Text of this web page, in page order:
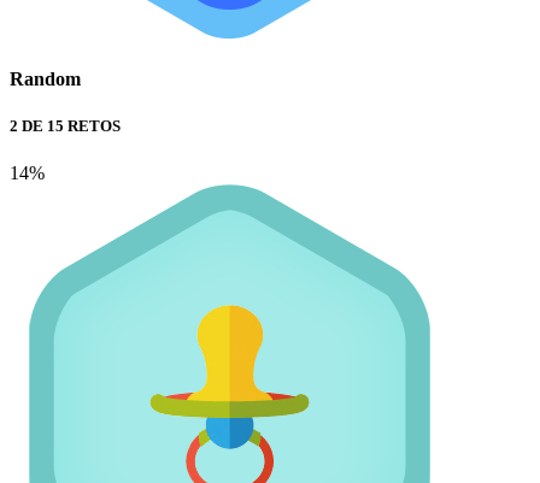
Random
2 DE 15 RETOS
14%